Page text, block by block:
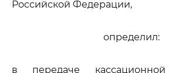
Российской Федерации,
определил:
в передаче